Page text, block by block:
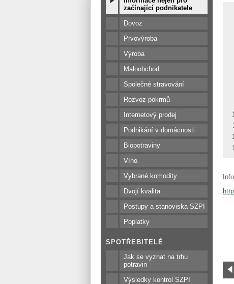
začínající podnikatele
Dovoz
Prvovýroba
Výroba
Maloobchod
Společné stravování
Rozvoz pokrmů
Internetový prodej
Podnikání v domácnosti
Biopotraviny
Víno
Vybrané komodity
Dvojí kvalita
Postupy a stanoviska SZPI
Poplatky
SPOTŘEBITELÉ
Jak se vyznat na trhu
potravin
Výsledky kontrol SZPI